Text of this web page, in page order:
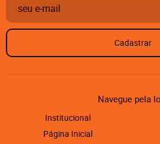
Cadastrar
Navegue pela
Institucional
Página Inicial